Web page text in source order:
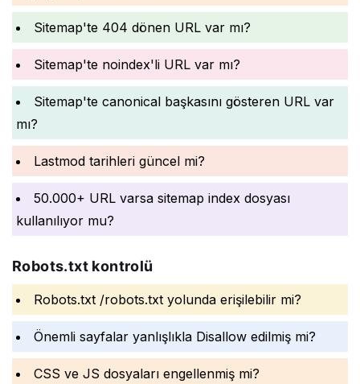
Sitemap'te 404 dönen URL var mı?
Sitemap'te noindex'li URL var mı?
Sitemap'te canonical başkasını gösteren URL var
mı?
Lastmod tarihleri güncel mi?
50.000+ URL varsa sitemap index dosyası
kullanılıyor mu?
Robots.txt kontrolü
Robots.txt /robots.txt yolunda erişilebilir mi?
Önemli sayfalar yanlışlıkla Disallow edilmiş mi?
CSS ve JS dosyaları engellenmiş mi?